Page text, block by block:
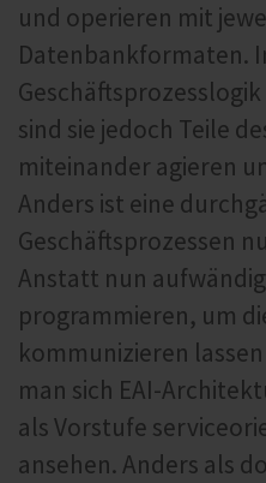
und operieren mit
Datenbankformaten.
sind sie jedoch Teile
miteinander agieren
Anders ist eine
Geschäftsprozessen
Anstatt nun
programmieren, um
kommunizieren
man sich EAI-
als Vorstufe
ansehen. Anders als